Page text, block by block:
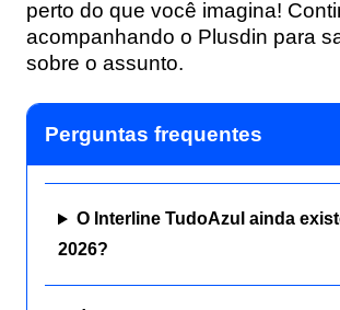
perto do que você imagina!
acompanhando o Plusdin para
sobre o assunto.
Perguntas frequentes
O Interline TudoAzul ainda
2026?